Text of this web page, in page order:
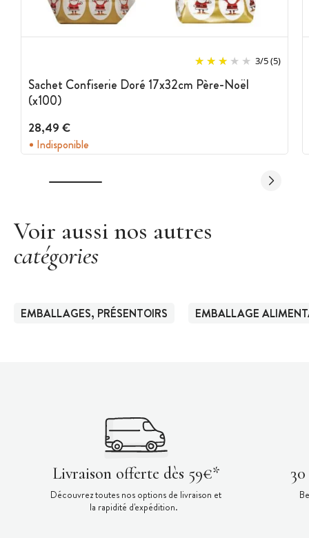
3/5(5)
Sachet Confiserie Doré 17x32cm Père-Noël
(x100)
28,49 €
Indisponible
Voir aussi nos autres
catégories
EMBALLAGES, PRÉSENTOIRS EMBALLAGE
Livraison offerte dès 59€*
Découvrez toutes nos options de livraison et
la rapidité d'expédition.